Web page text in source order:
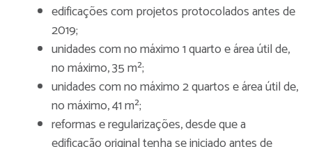
edificações com projetos protocolados antes de
2019;
unidades com no máximo 1 quarto e área útil de,
no máximo, 35 m²;
unidades com no máximo 2 quartos e área útil de,
no máximo, 41 m²;
reformas e regularizações, desde que a